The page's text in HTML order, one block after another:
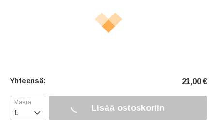
Yhteensä: 21,00 €
 Lisää ostoskoriin